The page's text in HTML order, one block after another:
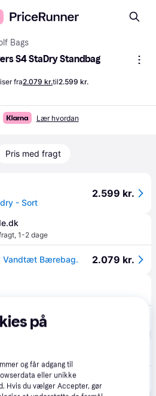
Bags
S4 StaDry Standbag
fra2.079 kr.til2.599 kr.
Lær hvordan
Pris med fragt
- Sort
2.599 kr.
, 1-2 dage
Vandtæt Bærebag. 2.079 kr.
- Sort 2.599 kr.
på
og får adgang til
eller unikke
Hvis du vælger Accepter, gør